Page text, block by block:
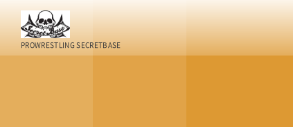
PROWRESTLING SECRETBASE